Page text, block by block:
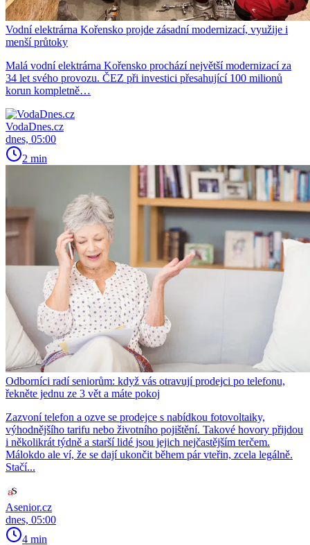
Vodní elektrárna Kořensko projde zásadní modernizací, využije i
menší průtoky
Malá vodní elektrárna Kořensko prochází největší modernizací za
34 let svého provozu. ČEZ při investici přesahující 100 milionů
korun kompletně…
VodaDnes.cz
dnes, 05:00
2 min
Odborníci radí seniorům: když vás otravují prodejci po telefonu,
řekněte jednu ze 3 vět a máte pokoj
Zazvoní telefon a ozve se prodejce s nabídkou fotovoltaiky,
výhodnějšího tarifu nebo životního pojištění. Takové hovory přijdou
i několikrát týdně a starší lidé jsou jejich nejčastějším terčem.
Málokdo ale ví, že se dají ukončit během pár vteřin, zcela legálně.
Stačí...
Asenior.cz
dnes, 05:00
4 min